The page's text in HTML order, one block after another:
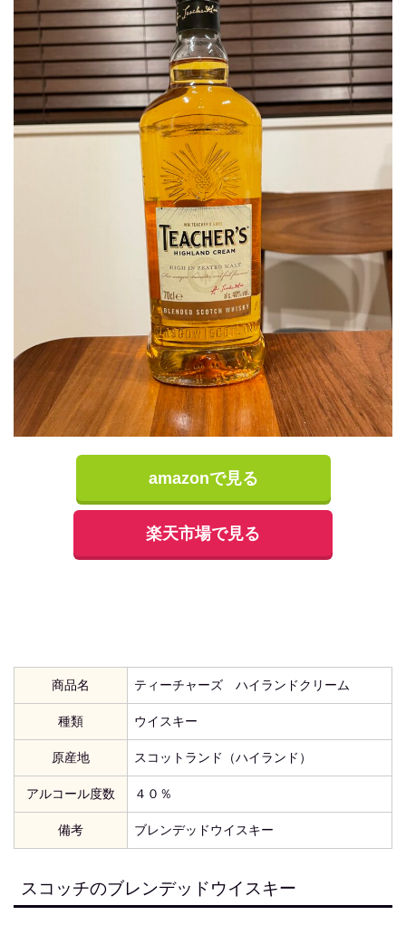
amazonで見る
楽天市場で見る
商品名 ティーチャーズ ハイランドクリーム
種類 ウイスキー
原産地 スコットランド（ハイランド）
アルコール度数 ４０％
備考 ブレンデッドウイスキー
スコッチのブレンデッドウイスキー